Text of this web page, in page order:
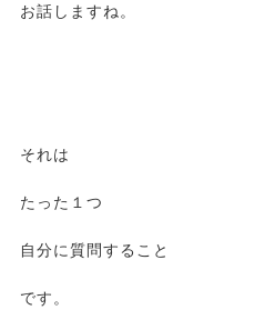
お話しますね。
それは
たった１つ
自分に質問すること
です。